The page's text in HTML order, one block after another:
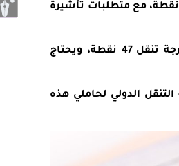
السفر الصومالي: حقق نفس درجة التنقل كالجواز العراقي 46 نقطة، مع متطلبات تأشيرة
جواز السفر الباكستاني: يحتل المرتبة الخامسة بين الأضعف بدرجة تنقل 47 نقطة، ويحتاج
الدولي لحاملي هذه